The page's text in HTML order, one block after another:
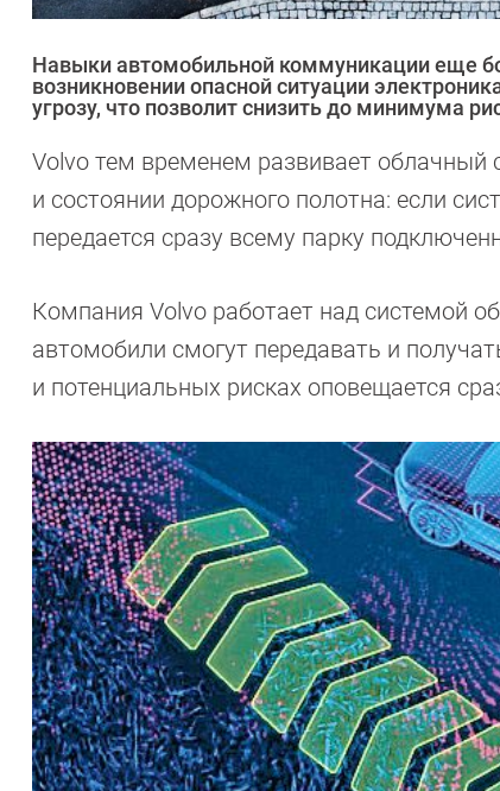
Навыки автомобильной коммуникации еще
возникновении опасной ситуации
угрозу, что позволит снизить до минимума
Volvo тем временем развивает облачный
и состоянии дорожного полотна: если
передается сразу всему парку
Компания Volvo работает над системой
автомобили смогут передавать и
и потенциальных рисках оповещается